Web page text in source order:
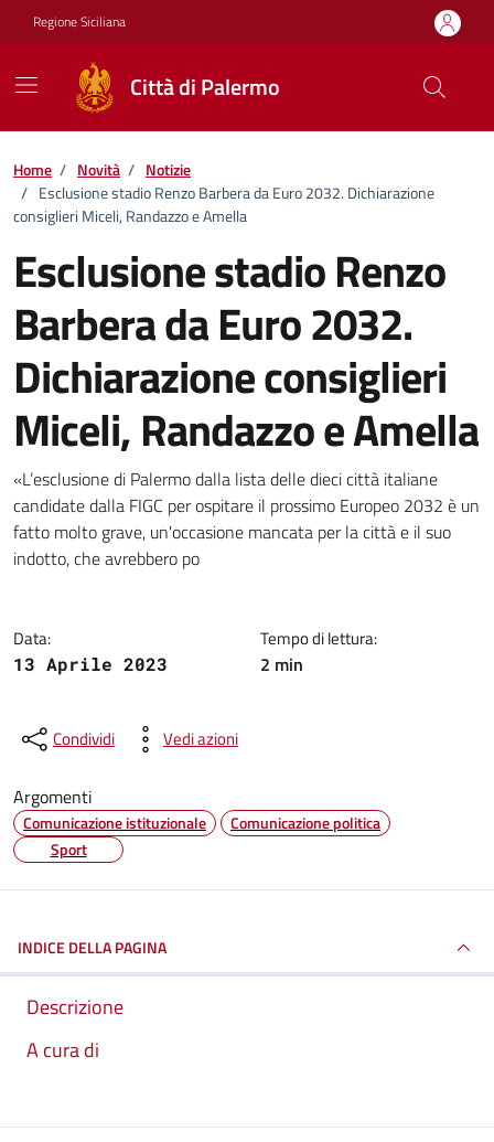
Vai ai contenuti
Vai al footer
Regione Siciliana
Città di Palermo
Home / Novità / Notizie
/ Esclusione stadio Renzo Barbera da Euro 2032. Dichiarazione
consiglieri Miceli, Randazzo e Amella
Esclusione stadio Renzo
Barbera da Euro 2032.
Dichiarazione consiglieri
Miceli, Randazzo e Amella
Dettagli della notizia
«L’esclusione di Palermo dalla lista delle dieci città italiane
candidate dalla FIGC per ospitare il prossimo Europeo 2032 è un
fatto molto grave, un'occasione mancata per la città e il suo
indotto, che avrebbero po
Data:
13 Aprile 2023
Tempo di lettura:
2 min
Condividi Vedi azioni
Argomenti
Comunicazione istituzionale
Comunicazione politica
Sport
INDICE DELLA PAGINA
Descrizione
A cura di